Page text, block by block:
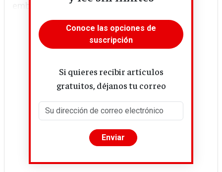
embargo, la caída en el...
Conoce las opciones de
suscripción
Si quieres recibir artículos
gratuitos, déjanos tu correo